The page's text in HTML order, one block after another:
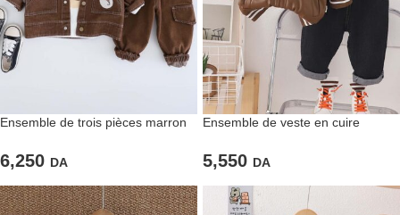
Ensemble de trois pièces marron
6,250 DA
Ensemble de veste en cuire
5,550 DA